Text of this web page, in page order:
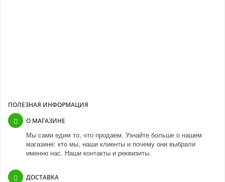
ПОЛЕЗНАЯ ИНФОРМАЦИЯ
О МАГАЗИНЕ
Мы сами едим то, что продаем. Узнайте больше о нашем
магазине: кто мы, наши клиенты и почему они выбрали
именно нас. Наши контакты и реквизиты.
ДОСТАВКА